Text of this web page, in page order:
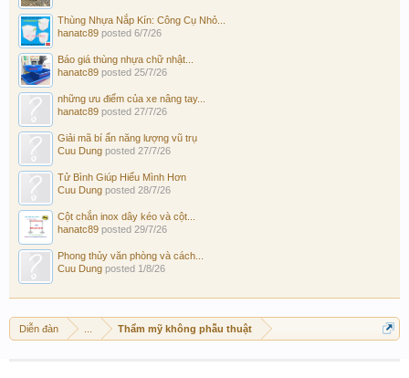
Thùng Nhựa Nắp Kín: Công Cụ Nhỏ...
hanatc89 posted 6/7/26
Báo giá thùng nhựa chữ nhật...
hanatc89 posted 25/7/26
những ưu điểm của xe nâng tay...
hanatc89 posted 27/7/26
Giải mã bí ẩn năng lượng vũ trụ
Cuu Dung posted 27/7/26
Tử Bình Giúp Hiểu Mình Hơn
Cuu Dung posted 28/7/26
Cột chắn inox dây kéo và cột...
hanatc89 posted 29/7/26
Phong thủy văn phòng và cách...
Cuu Dung posted 1/8/26
Diễn đàn Thẩm mỹ không phẫu thuật